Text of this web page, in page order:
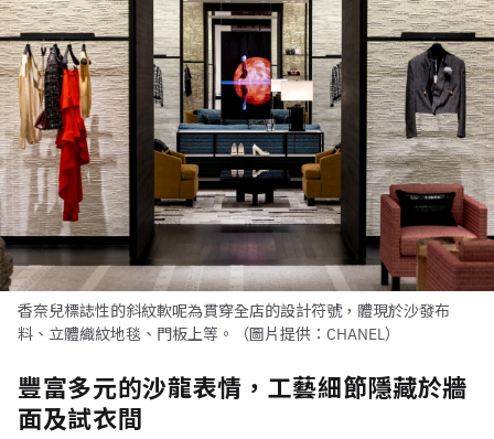
香奈兒標誌性的斜紋軟呢為貫穿全店的設計符號，體現於沙發布
料、立體織紋地毯、門板上等。（圖片提供：CHANEL）
豐富多元的沙龍表情，工藝細節隱藏於牆
面及試衣間